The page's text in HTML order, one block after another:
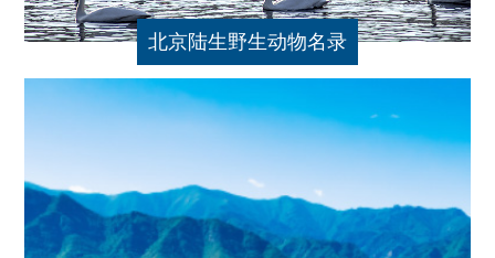
北京陆生野生动物名录